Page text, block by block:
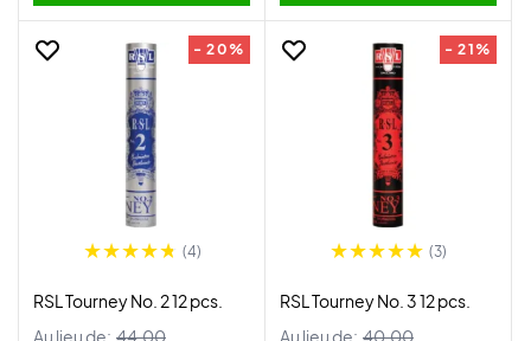
- 20%
(4)
RSL Tourney No. 2 12 pcs.
Au lieu de: 44,00
- 21%
(3)
RSL Tourney No. 3 12 pcs.
Au lieu de: 40,00